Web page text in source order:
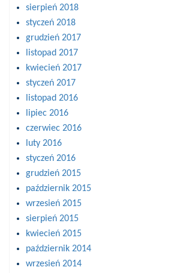
sierpień 2018
styczeń 2018
grudzień 2017
listopad 2017
kwiecień 2017
styczeń 2017
listopad 2016
lipiec 2016
czerwiec 2016
luty 2016
styczeń 2016
grudzień 2015
październik 2015
wrzesień 2015
sierpień 2015
kwiecień 2015
październik 2014
wrzesień 2014